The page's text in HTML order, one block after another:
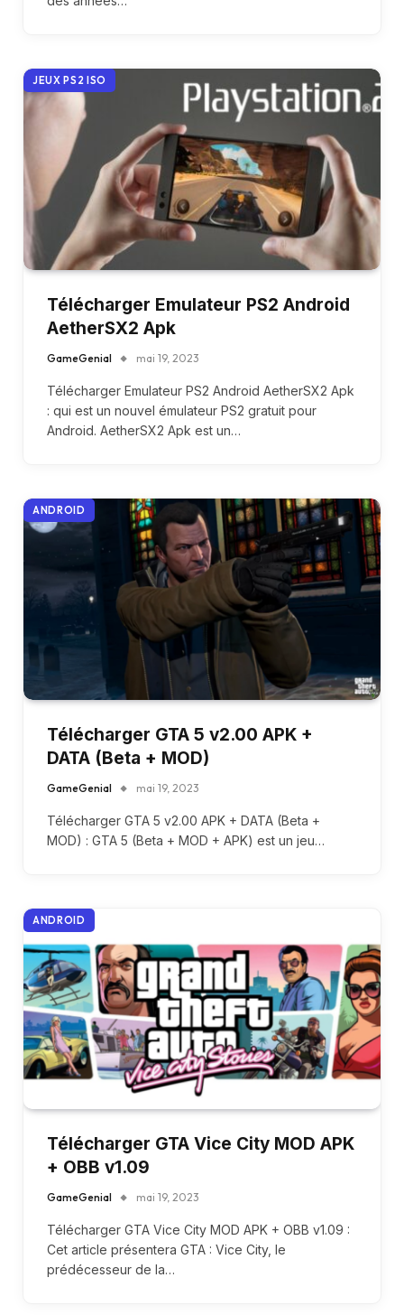
JEUX PS2 ISO
Télécharger Emulateur PS2 Android
AetherSX2 Apk
GameGenial mai 19, 2023
Télécharger Emulateur PS2 Android AetherSX2 Apk
: qui est un nouvel émulateur PS2 gratuit pour
Android. AetherSX2 Apk est un…
ANDROID
Télécharger GTA 5 v2.00 APK +
DATA (Beta + MOD)
GameGenial mai 19, 2023
Télécharger GTA 5 v2.00 APK + DATA (Beta +
MOD) : GTA 5 (Beta + MOD + APK) est un jeu…
ANDROID
Télécharger GTA Vice City MOD APK
+ OBB v1.09
GameGenial mai 19, 2023
Télécharger GTA Vice City MOD APK + OBB v1.09 :
Cet article présentera GTA : Vice City, le
prédécesseur de la…